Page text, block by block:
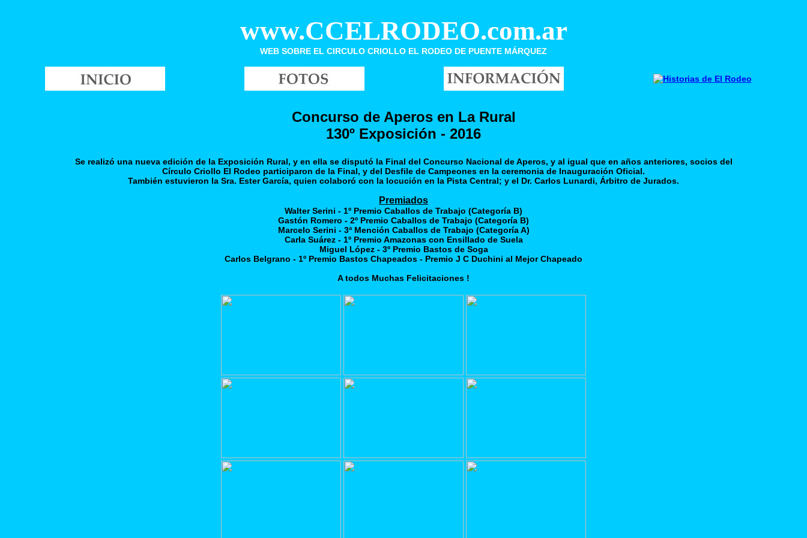
www.CCELRODEO.com.ar
WEB SOBRE EL CIRCULO CRIOLLO EL RODEO DE PUENTE MÁRQUEZ
Concurso de Aperos en La Rural
130º Exposición - 2016
Se realizó una nueva edición de la Exposición Rural, y en ella se disputó la Final del Concurso Nacional de Aperos, y al igual que en años anteriores, socios del
Círculo Criollo El Rodeo participaron de la Final, y del Desfile de Campeones en la ceremonia de Inauguración Oficial.
También estuvieron la Sra. Ester García, quien colaboró con la locución en la Pista Central; y el Dr. Carlos Lunardi, Árbitro de Jurados.
Premiados
Walter Serini - 1º Premio Caballos de Trabajo (Categoría B)
Gastón Romero - 2º Premio Caballos de Trabajo (Categoría B)
Marcelo Serini - 3ª Mención Caballos de Trabajo (Categoría A)
Carla Suárez - 1º Premio Amazonas con Ensillado de Suela
Miguel López - 3º Premio Bastos de Soga
Carlos Belgrano - 1º Premio Bastos Chapeados - Premio J C Duchini al Mejor Chapeado
A todos Muchas Felicitaciones !